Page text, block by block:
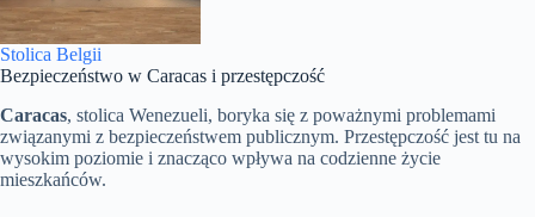
Stolica Belgii
Bezpieczeństwo w Caracas i przestępczość
Caracas, stolica Wenezueli, boryka się z poważnymi problemami
związanymi z bezpieczeństwem publicznym. Przestępczość jest tu na
wysokim poziomie i znacząco wpływa na codzienne życie
mieszkańców.